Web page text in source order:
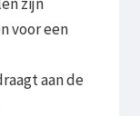
voor een
aan de